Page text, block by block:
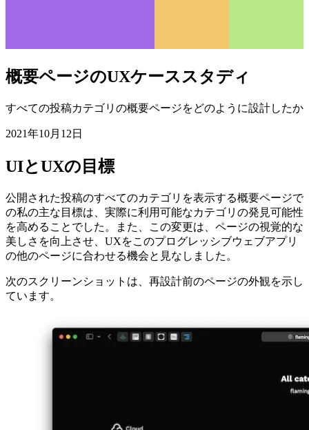
2021年10月12日
UIとUXの目標
公開された投稿のすべてのカテゴリを表示する概要ページで
の私の主な目標は、実際に利用可能なカテゴリの発見可能性
美しさを向上させ、UXをこのプログレッシブウェブアプリ
の他のページに合わせる機会と見なしました。
次のスクリーンショットは、再設計前のページの外観を示し
ています。